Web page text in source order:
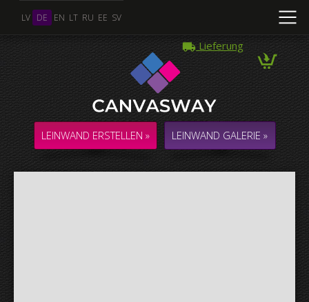
LV DE EN LT RU EE SV
Lieferung
LEINWAND ERSTELLEN » LEINWAND GALERIE »
Mehrere Fotos
COLLAGE / KOMPOSITION aus mehreren Fotos